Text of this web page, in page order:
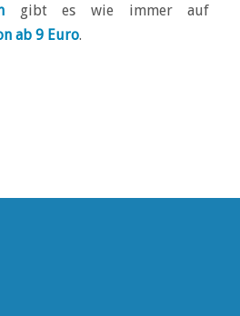
gibt es wie immer auf
ab 9 Euro.